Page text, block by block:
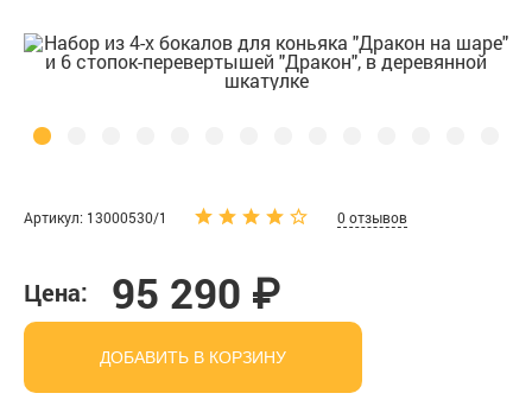
Артикул: 13000530/1 0 отзывов
Цена: 95 290 ₽
ДОБАВИТЬ В КОРЗИНУ